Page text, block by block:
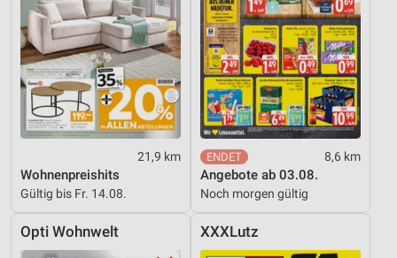
21,9 km
Wohnenpreishits
Gültig bis Fr. 14.08.
8,6 km
Angebote ab 03.08.
Noch morgen gültig
Opti Wohnwelt XXXLutz